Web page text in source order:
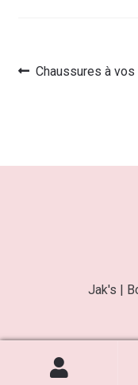
Navigation
Article
Chaussures à
Jak's |